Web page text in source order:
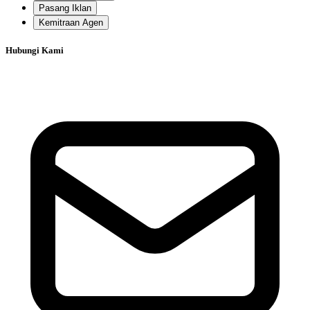
Pasang Iklan
Kemitraan Agen
Hubungi Kami